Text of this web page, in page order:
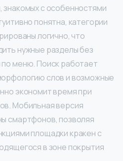
знакомых с особенностями
понятна, категории
логично, что
нужные разделы без
меню. Поиск работает
слов и возможные
экономит время при
Мобильная версия
смартфонов, позволяя
площадки кракен с
в зоне покрытия